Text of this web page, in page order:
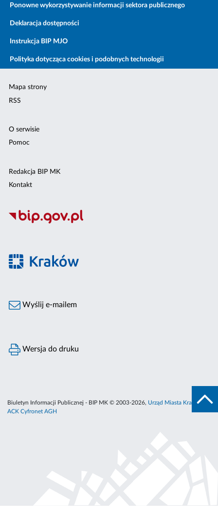
Ponowne wykorzystywanie informacji sektora publicznego
Deklaracja dostępności
Instrukcja BIP MJO
Polityka dotycząca cookies i podobnych technologii
Mapa strony
RSS
O serwisie
Pomoc
Redakcja BIP MK
Kontakt
Wyślij e-mailem
Wersja do druku
Biuletyn Informacji Publicznej - BIP MK © 2003-2026, Urząd Miasta Krakowa
ACK Cyfronet AGH